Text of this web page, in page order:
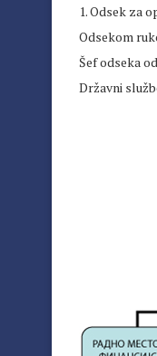
1. Odsek za
Odsekom
Šef odseka
Državni